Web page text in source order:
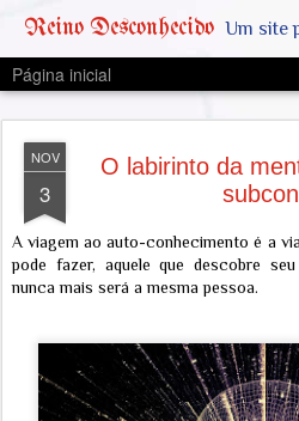
Reino Desconhecido Um site para quem é curioso e também quer estar ciente das
Página inicial
NOV
3
O labirinto da
A viagem ao auto-conhecimento é a
pode fazer, aquele que descobre
nunca mais será a mesma pessoa.